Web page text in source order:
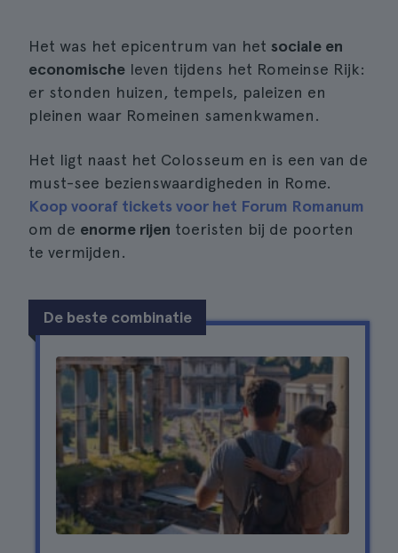
Het was het epicentrum van het sociale en
economische leven tijdens het Romeinse Rijk:
er stonden huizen, tempels, paleizen en
pleinen waar Romeinen samenkwamen.
Het ligt naast het Colosseum en is een van de
must-see bezienswaardigheden in Rome.
Koop vooraf tickets voor het Forum Romanum
om de enorme rijen toeristen bij de poorten
te vermijden.
De beste combinatie